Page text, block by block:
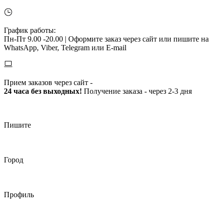
График работы:
Пн-Пт 9.00 -20.00 | Оформите заказ через сайт или пишите на
WhatsApp, Viber, Telegram или E-mail
Прием заказов через сайт -
24 часа без выходных! Получение заказа - через 2-3 дня
Пишите
Город
Профиль